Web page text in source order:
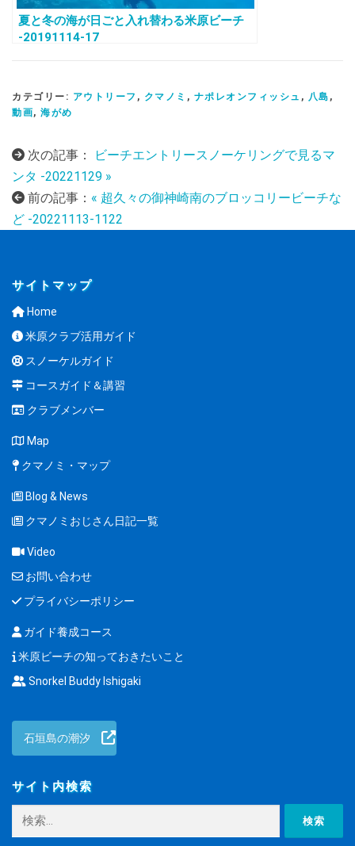
夏と冬の海が日ごと入れ替わる米原ビーチ
-20191114-17
カテゴリー: アウトリーフ , クマノミ , ナポレオンフィッシュ , 八島 ,
動画, 海がめ
次の記事：
ビーチエントリースノーケリングで見るマ
ンタ -20221129 »
前の記事： « 超久々の御神崎南のブロッコリービーチな
ど -20221113-1122
サイトマップ
Home
米原クラブ活用ガイド
スノーケルガイド
コースガイド＆講習
クラブメンバー
Map
クマノミ・マップ
Blog & News
クマノミおじさん日記一覧
Video
お問い合わせ
プライバシーポリシー
ガイド養成コース
米原ビーチの知っておきたいこと
Snorkel Buddy Ishigaki
石垣島の潮汐
サイト内検索